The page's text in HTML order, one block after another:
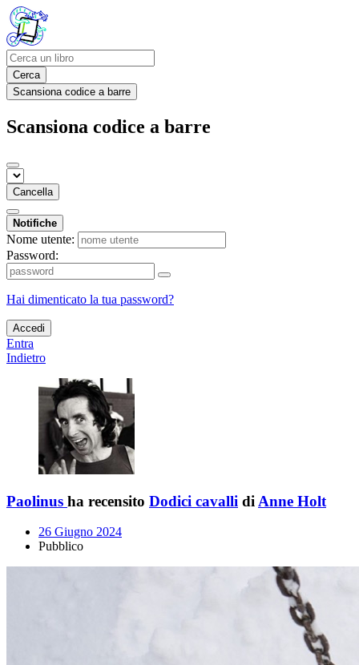
Cerca
Scansiona codice a barre
Scansiona codice a barre
Cancella
Notifiche
Nome utente:
Password:
Hai dimenticato la tua password?
Accedi
Entra
Indietro
Paolinus ha recensito Dodici cavalli di Anne Holt
26 Giugno 2024
Pubblico